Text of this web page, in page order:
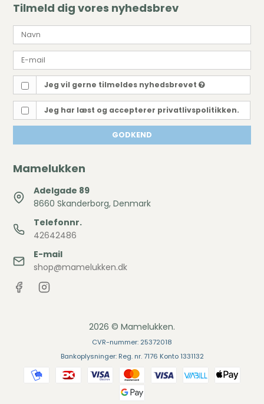
Tilmeld dig vores nyhedsbrev
Jeg vil gerne tilmeldes nyhedsbrevet
Jeg har læst og accepterer privatlivspolitikken.
GODKEND
Mamelukken
Adelgade 89
8660 Skanderborg, Denmark
Telefonnr.
42642486
E-mail
shop@mamelukken.dk
2026 © Mamelukken.
CVR-nummer: 25372018
Bankoplysninger: Reg. nr. 7176 Konto 1331132